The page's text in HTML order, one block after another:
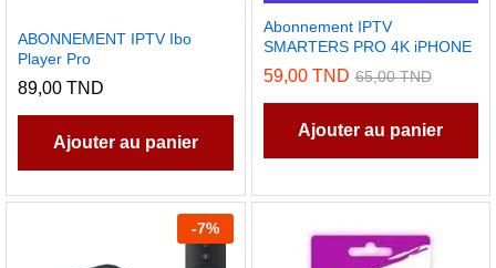
ABONNEMENT IPTV Ibo
Player Pro
89,00 TND
Ajouter au panier
Abonnement IPTV
SMARTERS PRO 4K iPHONE
59,00 TND 65,00TND
Ajouter au panier
-7%